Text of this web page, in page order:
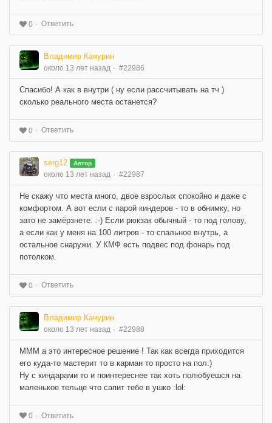
0 Ответить
Владимир Качурин
около 13 лет назад #22986
Спасибо! А как в внутри ( ну если рассчитывать на тч )
сколько реального места останется?
0 Ответить
serg12 Автор
около 13 лет назад #22987
Не скажу что места много, двое взрослых спокойно и даже с
комфортом. А вот если с парой киндеров - то в обнимку, но
зато не замёрзнете. :-) Если рюкзак обычный - то под голову,
а если как у меня на 100 литров - то спальное внутрь, а
остальное снаружи. У КМФ есть подвес под фонарь под
потолком.
0 Ответить
Владимир Качурин
около 13 лет назад #22988
МММ а это интересное решение ! Так как всегда приходится
его куда-то мастерит то в карман то просто на пол:)
Ну с киндарами то и поинтереснее так хоть полюбуешся на
маленькое тельце что сапит тебе в ушко :lol:
0 Ответить